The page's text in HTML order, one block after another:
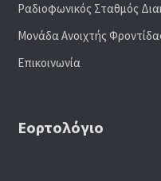
Ραδιoφωνικός Σταθμός
Μονάδα Ανοιχτής
Επικοινωνία
Εορτολόγιο